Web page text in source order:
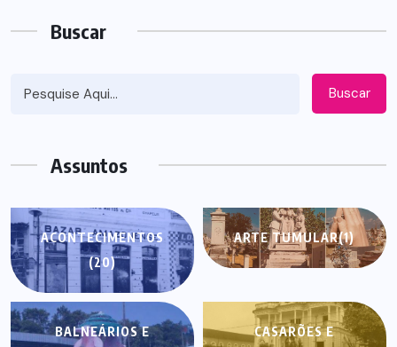
Buscar
Buscar
Assuntos
ACONTECIMENTOS
(20)
ARTE TUMULAR(1)
BALNEÁRIOS E
CASARÕES E